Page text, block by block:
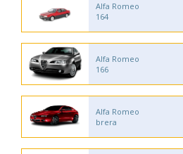
Alfa Romeo
164
Alfa Romeo
166
Alfa Romeo
brera